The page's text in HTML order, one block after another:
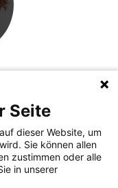
ab:
im
im
dass
Seite
dieser Website, um
Sie können allen
zustimmen oder alle
in unserer